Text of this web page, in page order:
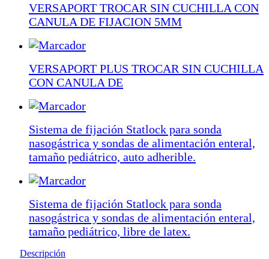
VERSAPORT TROCAR SIN CUCHILLA CON
CANULA DE FIJACION 5MM
VERSAPORT PLUS TROCAR SIN CUCHILLA
CON CANULA DE
Sistema de fijación Statlock para sonda
nasogástrica y sondas de alimentación enteral,
tamaño pediátrico, auto adherible.
Sistema de fijación Statlock para sonda
nasogástrica y sondas de alimentación enteral,
tamaño pediátrico, libre de latex.
Descripción